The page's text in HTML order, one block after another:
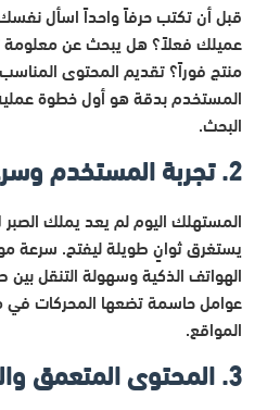
قبل أن تكتب حرفاً واحداً اسأل
عميلك فعلاً؟ هل يبحث عن معلومة
منتج فوراً؟ تقديم المحتوى
المستخدم بدقة هو أول خطوة
البحث.
2. تجربة المستخدم وسرعة التصفح
المستهلك اليوم لم يعد يملك
يستغرق ثوانٍ طويلة ليفتح. سرعة
الهواتف الذكية وسهولة التنقل
عوامل حاسمة تضعها المحركات في
المواقع.
3. المحتوى المتعمق والمبسط